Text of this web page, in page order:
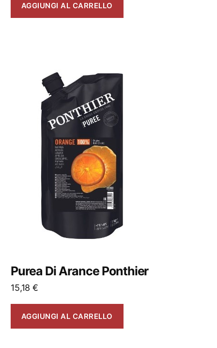
AGGIUNGI AL CARRELLO
Purea Di Arance Ponthier
15,18 €
AGGIUNGI AL CARRELLO